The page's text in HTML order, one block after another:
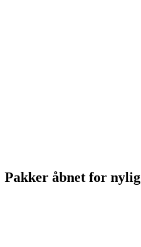
Pakker åbnet for nylig